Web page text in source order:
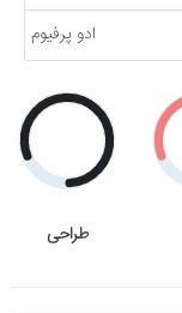
ادو پرفیوم
طراحی